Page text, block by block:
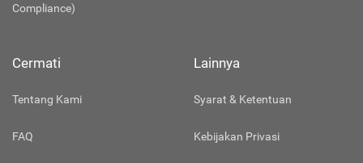
Compliance)
Cermati
Tentang Kami
FAQ
Lainnya
Syarat & Ketentuan
Kebijakan Privasi